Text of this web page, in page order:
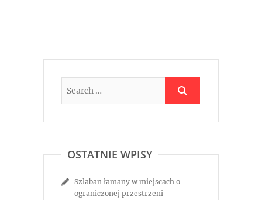
OSTATNIE WPISY
Szlaban łamany w miejscach o
ograniczonej przestrzeni –